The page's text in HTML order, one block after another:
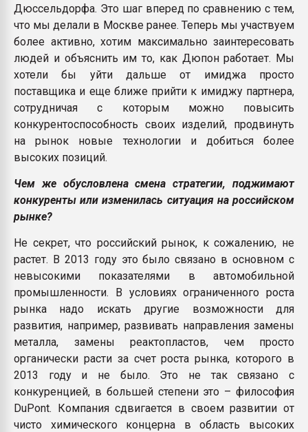
Дюссельдорфа. Это шаг вперед по сравнению с тем,
что мы делали в Москве ранее. Теперь мы участвуем
более активно, хотим максимально заинтересовать
людей и объяснить им то, как Дюпон работает. Мы
хотели бы уйти дальше от имиджа просто
поставщика и еще ближе прийти к имиджу партнера,
сотрудничая с которым можно повысить
конкурентоспособность своих изделий, продвинуть
на рынок новые технологии и добиться более
высоких позиций.
Чем же обусловлена смена стратегии, поджимают
конкуренты или изменилась ситуация на российском
рынке?
Не секрет, что российский рынок, к сожалению, не
растет. В 2013 году это было связано в основном с
невысокими показателями в автомобильной
промышленности. В условиях ограниченного роста
рынка надо искать другие возможности для
развития, например, развивать направления замены
металла, замены реактопластов, чем просто
органически расти за счет роста рынка, которого в
2013 году и не было. Это не так связано с
конкуренцией, в большей степени это – философия
DuPont. Компания сдвигается в своем развитии от
чисто химического концерна в область высоких